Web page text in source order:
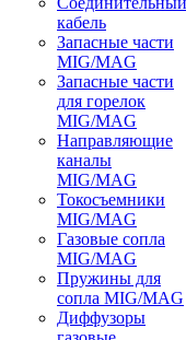
кабель
Запасные части
MIG/MAG
Запасные части
для горелок
MIG/MAG
Направляющие
каналы
MIG/MAG
Токосъемники
MIG/MAG
Газовые сопла
MIG/MAG
Пружины для
сопла MIG/MAG
Диффузоры